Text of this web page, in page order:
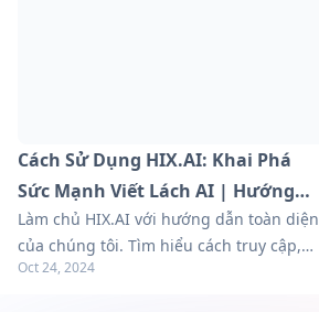
Cách Sử Dụng HIX.AI: Khai Phá
Sức Mạnh Viết Lách AI | Hướng
Dẫn
Làm chủ HIX.AI với hướng dẫn toàn diện
của chúng tôi. Tìm hiểu cách truy cập,
tạo tài khoản và tối đa hóa hơn 120 công
Oct 24, 2024